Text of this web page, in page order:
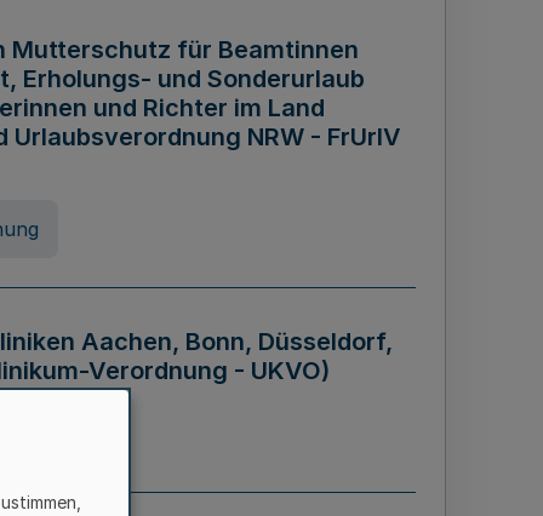
Mutterschutz für Beamtinnen
Erholungs- und Sonderurlaub
und Richter im Land
NRW - FrUrlV
Aachen, Bonn, Düsseldorf,
Verordnung - UKVO)